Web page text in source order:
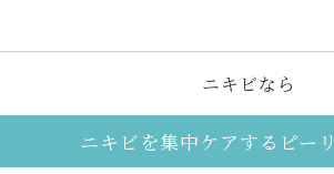
ニキビなら
ニキビを集中ケアするピー